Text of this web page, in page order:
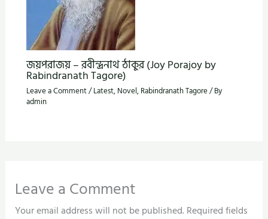
জয়পরাজয় – রবীন্দ্রনাথ ঠাকুর (Joy Porajoy by
Rabindranath Tagore)
Leave a Comment/Latest, Novel, Rabindranath Tagore/ By
admin
Leave a Comment
Your email address will not be published. Required fields